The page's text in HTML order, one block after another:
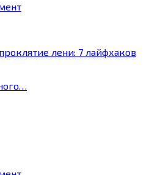
лени: 7 лайфхаков